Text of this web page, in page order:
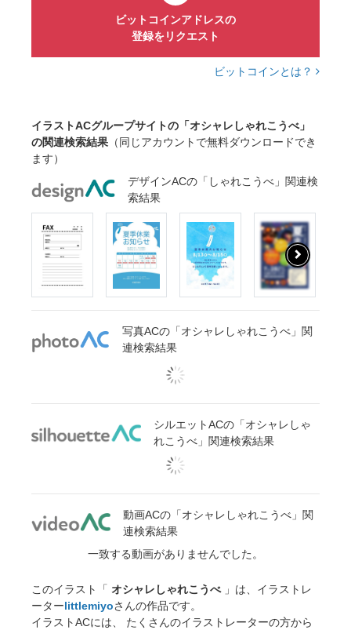
ビットコインアドレスの
登録をリクエスト
ビットコインとは？
イラストACグループサイトの「オシャレしゃれこうべ」
の関連検索結果 （同じアカウントで無料ダウンロードでき
ます）
デザインACの「しゃれこうべ」関連検
索結果
写真ACの「オシャレしゃれこうべ」関
連検索結果
シルエットACの「オシャレしゃ
れこうべ」関連検索結果
動画ACの「オシャレしゃれこうべ」関
連検索結果
一致する動画がありませんでした。
このイラスト「 オシャレしゃれこうべ」は、イラストレ
ーターlittlemiyoさんの作品です。
イラストACには、 たくさんのイラストレーターの方から